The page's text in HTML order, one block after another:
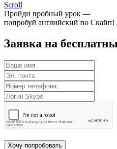
Scroll
Пройди пробный урок —
попробуй английский по Скайп!
Заявка на